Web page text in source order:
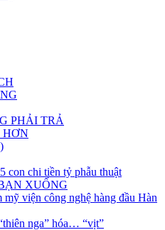
PHẢI TRẢ
con chi tiền tỷ phẫu thuật
XUỐNG
viện công nghệ hàng đầu Hàn
nga” hóa… “vịt”